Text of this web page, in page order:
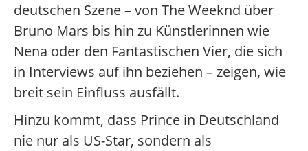
deutschen Szene – von The Weeknd über
Bruno Mars bis hin zu Künstlerinnen wie
Nena oder den Fantastischen Vier, die sich
in Interviews auf ihn beziehen – zeigen, wie
breit sein Einfluss ausfällt.
Hinzu kommt, dass Prince in Deutschland
nie nur als US-Star, sondern als